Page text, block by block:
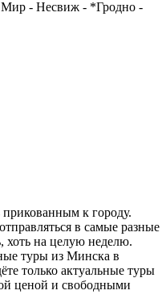
Мир - Несвиж - *Гродно -
к городу.
в самые разные
хоть на целую неделю.
туры из Минска в
только актуальные туры
ценой и свободными